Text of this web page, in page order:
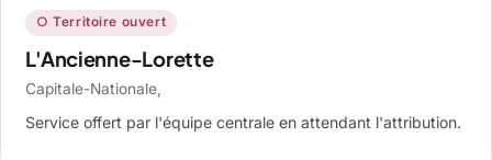
○ Territoire ouvert
L'Ancienne-Lorette
Capitale-Nationale,
Service offert par l'équipe centrale en attendant l'attribution.